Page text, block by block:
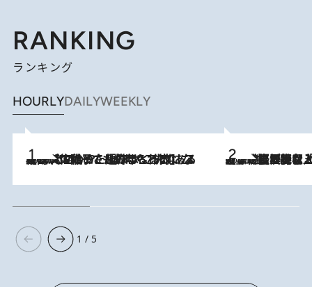
RANKING
ランキング
HOURLYDAILYWEEKLY
2026.8.5
【阿川佐和子さんの年とる力】なぜ70代で始めた趣味は“こんなに楽しい”のか？ ピアノ、俳句…スランプに陥っても続けられる“ある秘訣”とは 2026.8.5
【なぜ吉沢亮は「気配を消せる」のか？】興行収入208億の『国宝』を経て挑むミュージカル『ディア・エヴァン・ハンセン』。トップ俳優が舞台上でさらけ出した“孤独”とは
1 / 5